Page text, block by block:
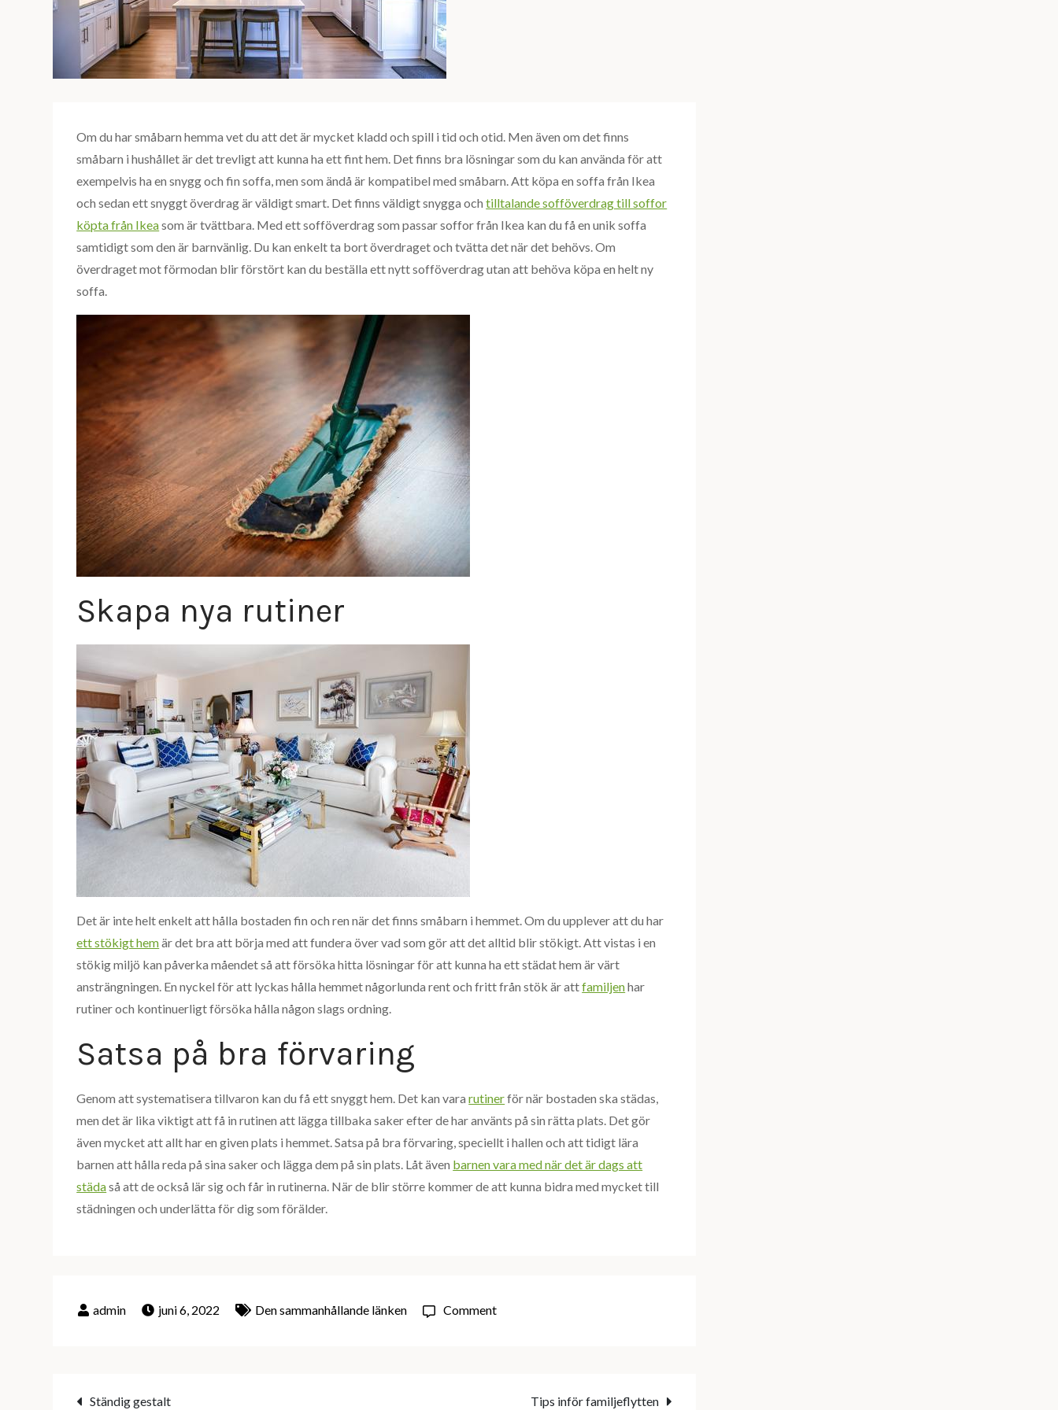
Om du har småbarn hemma vet du att det är mycket kladd och spill i tid och otid. Men även om det finns
småbarn i hushållet är det trevligt att kunna ha ett fint hem. Det finns bra lösningar som du kan använda för att
exempelvis ha en snygg och fin soffa, men som ändå är kompatibel med småbarn. Att köpa en soffa från Ikea
och sedan ett snyggt överdrag är väldigt smart. Det finns väldigt snygga ochtilltalande sofföverdrag till soffor
köpta från Ikeasom är tvättbara. Med ett sofföverdrag som passar soffor från Ikea kan du få en unik soffa
samtidigt som den är barnvänlig. Du kan enkelt ta bort överdraget och tvätta det när det behövs. Om
överdraget mot förmodan blir förstört kan du beställa ett nytt sofföverdrag utan att behöva köpa en helt ny
soffa.
Skapa nya rutiner
Det är inte helt enkelt att hålla bostaden fin och ren när det finns småbarn i hemmet. Om du upplever att du har
ett stökigt hemär det bra att börja med att fundera över vad som gör att det alltid blir stökigt. Att vistas i en
stökig miljö kan påverka måendet så att försöka hitta lösningar för att kunna ha ett städat hem är värt
ansträngningen. En nyckel för att lyckas hålla hemmet någorlunda rent och fritt från stök är attfamiljenhar
rutiner och kontinuerligt försöka hålla någon slags ordning.
Satsa på bra förvaring
Genom att systematisera tillvaron kan du få ett snyggt hem. Det kan vararutinerför när bostaden ska städas,
men det är lika viktigt att få in rutinen att lägga tillbaka saker efter de har använts på sin rätta plats. Det gör
även mycket att allt har en given plats i hemmet. Satsa på bra förvaring, speciellt i hallen och att tidigt lära
barnen att hålla reda på sina saker och lägga dem på sin plats. Låt även barnen vara med när det är dags att
städaså att de också lär sig och får in rutinerna. När de blir större kommer de att kunna bidra med mycket till
städningen och underlätta för dig som förälder.
juni 6, 2022 Den sammanhållande länken Commenton
hemmet
Ständig gestalt Tips inför familjeflytten